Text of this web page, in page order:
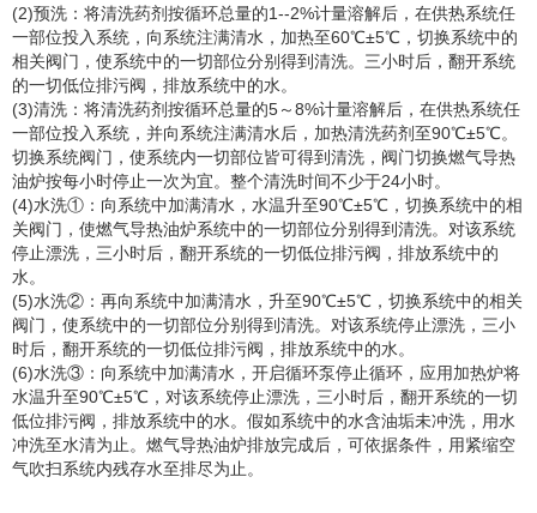
(2)预洗：将清洗药剂按循环总量的1--2%计量溶解后，在供热系统任
一部位投入系统，向系统注满清水，加热至60℃±5℃，切换系统中的
相关阀门，使系统中的一切部位分别得到清洗。三小时后，翻开系统
的一切低位排污阀，排放系统中的水。
(3)清洗：将清洗药剂按循环总量的5～8%计量溶解后，在供热系统任
一部位投入系统，并向系统注满清水后，加热清洗药剂至90℃±5℃。
切换系统阀门，使系统内一切部位皆可得到清洗，阀门切换燃气导热
油炉按每小时停止一次为宜。整个清洗时间不少于24小时。
(4)水洗①：向系统中加满清水，水温升至90℃±5℃，切换系统中的相
关阀门，使燃气导热油炉系统中的一切部位分别得到清洗。对该系统
停止漂洗，三小时后，翻开系统的一切低位排污阀，排放系统中的
水。
(5)水洗②：再向系统中加满清水，升至90℃±5℃，切换系统中的相关
阀门，使系统中的一切部位分别得到清洗。对该系统停止漂洗，三小
时后，翻开系统的一切低位排污阀，排放系统中的水。
(6)水洗③：向系统中加满清水，开启循环泵停止循环，应用加热炉将
水温升至90℃±5℃，对该系统停止漂洗，三小时后，翻开系统的一切
低位排污阀，排放系统中的水。假如系统中的水含油垢未冲洗，用水
冲洗至水清为止。燃气导热油炉排放完成后，可依据条件，用紧缩空
气吹扫系统内残存水至排尽为止。